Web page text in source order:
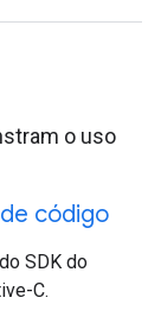
o uso
código
SDK do
C.